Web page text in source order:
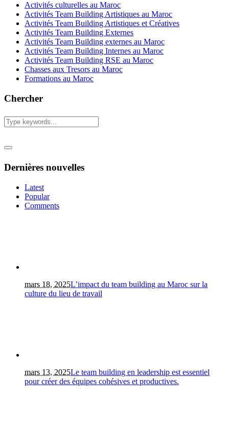
Activités culturelles au Maroc
Activités Team Building Artistiques au Maroc
Activités Team Building Artistiques et Créatives
Activités Team Building Externes
Activités Team Building externes au Maroc
Activités Team Building Internes au Maroc
Activités Team Building RSE au Maroc
Chasses aux Tresors au Maroc
Formations au Maroc
Chercher
Dernières nouvelles
Latest
Popular
Comments
mars 18, 2025L’impact du team building au Maroc sur la
culture du lieu de travail
mars 13, 2025Le team building en leadership est essentiel
pour créer des équipes cohésives et productives.